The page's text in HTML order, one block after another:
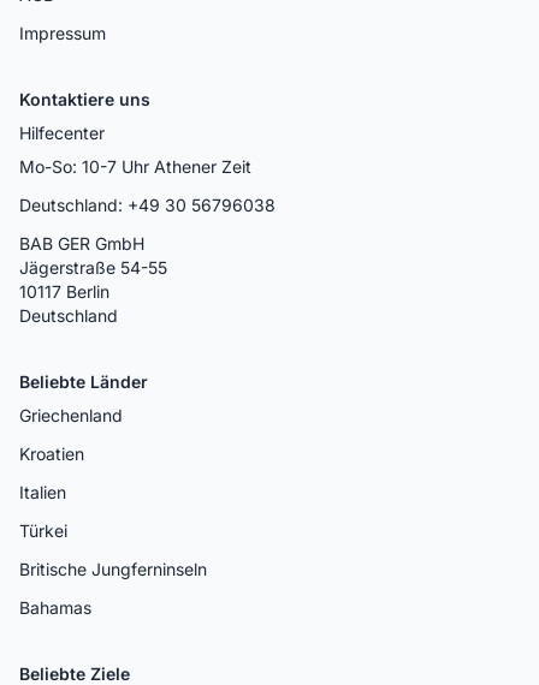
Impressum
Kontaktiere uns
Hilfecenter
Mo-So: 10-7 Uhr Athener Zeit
Deutschland: +49 30 56796038
BAB GER GmbH
Jägerstraße 54-55
10117 Berlin
Deutschland
Beliebte Länder
Griechenland
Kroatien
Italien
Türkei
Britische Jungferninseln
Bahamas
Beliebte Ziele